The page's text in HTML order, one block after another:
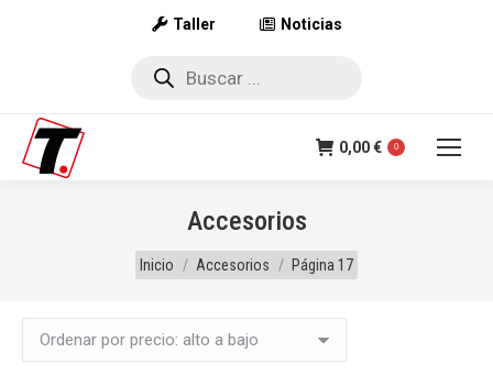
Taller Noticias
Búsqueda
0,00€ 0
Accesorios
Estás aquí:
Inicio Accesorios Página 17